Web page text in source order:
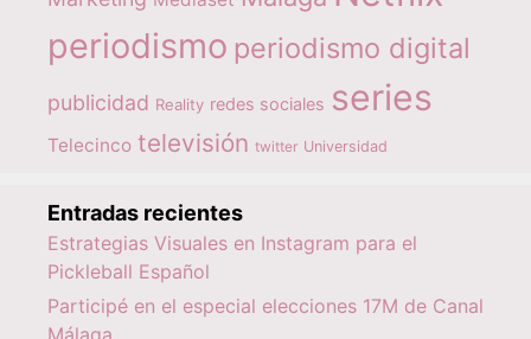
periodismo periodismo digital
publicidad Reality redes sociales series
Telecinco televisión twitter Universidad
Entradas recientes
Estrategias Visuales en Instagram para el
Pickleball Español
Participé en el especial elecciones 17M de Canal